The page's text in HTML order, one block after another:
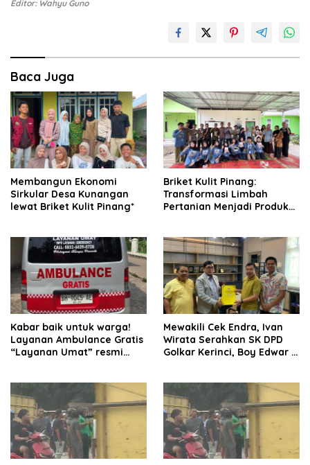
Editor: Wahyu Guno
Baca Juga
Membangun Ekonomi
Sirkular Desa Kunangan
lewat Briket Kulit Pinang*
Briket Kulit Pinang:
Transformasi Limbah
Pertanian Menjadi Produk
Kabar baik untuk warga!
Layanan Ambulance Gratis
“Layanan Umat” resmi
Mewakili Cek Endra, Ivan
Wirata Serahkan SK DPD
Golkar Kerinci, Boy Edwar :